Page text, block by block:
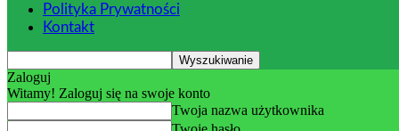
Polityka Prywatności
Kontakt
Zaloguj
Witamy! Zaloguj się na swoje konto
Twoja nazwa użytkownika